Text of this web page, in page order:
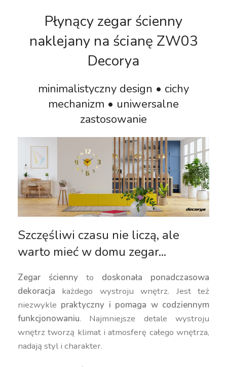
Płynący zegar ścienny
naklejany na ścianę ZW03
Decorya
minimalistyczny design • cichy
mechanizm • uniwersalne
zastosowanie
Szczęśliwi czasu nie liczą, ale
warto mieć w domu zegar...
Zegar ścienny to doskonała ponadczasowa
dekoracja każdego wystroju wnętrz. Jest też
niezwykle praktyczny i pomaga w codziennym
funkcjonowaniu. Najmniejsze detale wystroju
wnętrz tworzą klimat i atmosferę całego wnętrza,
nadają styl i charakter.